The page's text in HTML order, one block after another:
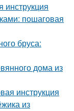
инструкция
пошаговая
бруса:
дома из
инструкция
из